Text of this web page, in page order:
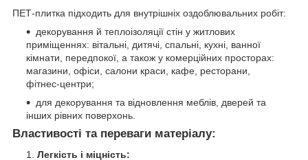
ПЕТ-плитка підходить для внутрішніх оздоблювальних робіт:
декорування й теплоізоляції стін у житлових
приміщеннях: вітальні, дитячі, спальні, кухні, ванної
кімнати, передпокої, а також у комерційних просторах:
магазини, офіси, салони краси, кафе, ресторани,
фітнес-центри;
для декорування та відновлення меблів, дверей та
інших рівних поверхонь.
Властивості та переваги матеріалу:
Легкість і міцність: